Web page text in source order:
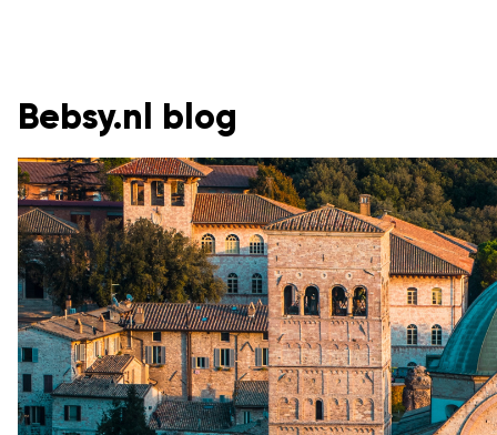
Bebsy.nl blog